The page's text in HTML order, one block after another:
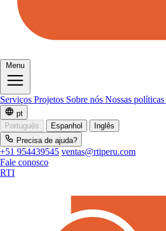
Menu
Serviços Projetos Sobre nós Nossas políticas
pt
Português
Espanhol
Inglês
Precisa de ajuda?
+51 954439545 ventas@rtiperu.com
Fale conosco
RTI